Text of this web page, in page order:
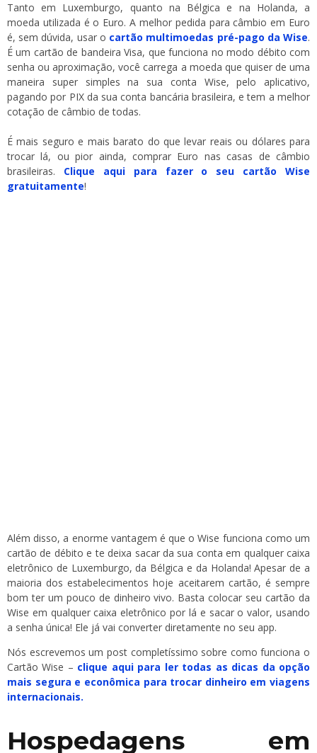
Tanto em Luxemburgo, quanto na Bélgica e na Holanda, a
moeda utilizada é o Euro. A melhor pedida para câmbio em Euro
é, sem dúvida, usar o cartão multimoedas pré-pago da Wise.
É um cartão de bandeira Visa, que funciona no modo débito com
senha ou aproximação, você carrega a moeda que quiser de uma
maneira super simples na sua conta Wise, pelo aplicativo,
pagando por PIX da sua conta bancária brasileira, e tem a melhor
cotação de câmbio de todas.
É mais seguro e mais barato do que levar reais ou dólares para
trocar lá, ou pior ainda, comprar Euro nas casas de câmbio
brasileiras. Clique aqui para fazer o seu cartão Wise
gratuitamente!
Além disso, a enorme vantagem é que o Wise funciona como um
cartão de débito e te deixa sacar da sua conta em qualquer caixa
eletrônico de Luxemburgo, da Bélgica e da Holanda! Apesar de a
maioria dos estabelecimentos hoje aceitarem cartão, é sempre
bom ter um pouco de dinheiro vivo. Basta colocar seu cartão da
Wise em qualquer caixa eletrônico por lá e sacar o valor, usando
a senha única! Ele já vai converter diretamente no seu app.
Nós escrevemos um post completíssimo sobre como funciona o
Cartão Wise – clique aqui para ler todas as dicas da opção
mais segura e econômica para trocar dinheiro em viagens
internacionais.
Hospedagens em